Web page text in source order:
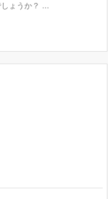
ょうか？ ...